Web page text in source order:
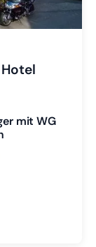
mit WG